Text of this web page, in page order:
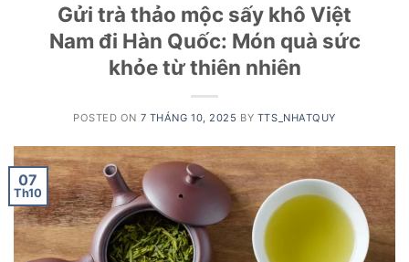
Gửi trà thảo mộc sấy khô Việt
Nam đi Hàn Quốc: Món quà sức
khỏe từ thiên nhiên
POSTED ON 7 THÁNG 10, 2025 BY TTS_NHATQUY
07
Th10